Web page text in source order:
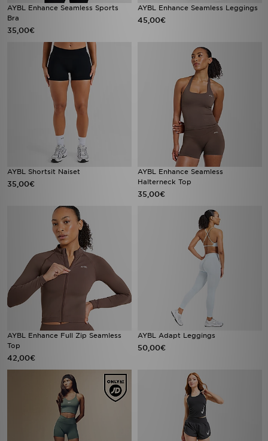
AYBL Enhance Seamless Sports
Bra
35,00€
AYBL Enhance Seamless Leggings
45,00€
AYBL Shortsit Naiset
35,00€
AYBL Enhance Seamless
Halterneck Top
35,00€
AYBL Enhance Full Zip Seamless
Top
42,00€
AYBL Adapt Leggings
50,00€